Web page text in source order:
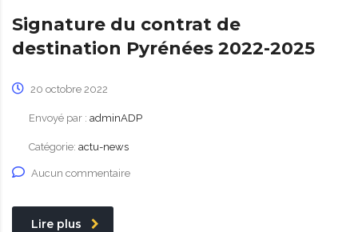
Signature du contrat de
destination Pyrénées 2022-2025
20 octobre 2022
Envoyé par : adminADP
Catégorie: actu-news
Aucun commentaire
Lire plus